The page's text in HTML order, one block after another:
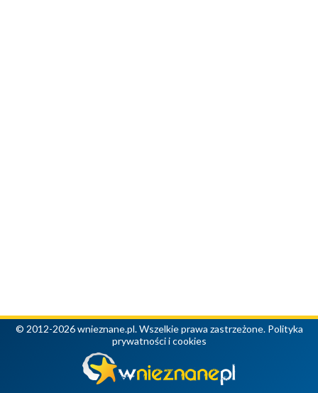
© 2012-2026 wnieznane.pl. Wszelkie prawa zastrzeżone. Polityka
prywatności i cookies